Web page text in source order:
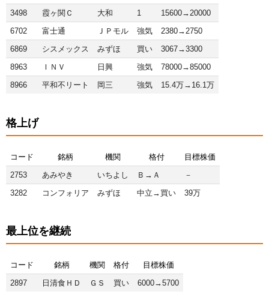
3498
霞ヶ関Ｃ 大和 1
15600→20000
6702
富士通 ＪＰモル 強気
2380→2750
6869
シスメックス みずほ 買い
3067→3300
8963
ＩＮＶ 日興 強気
78000→85000
8966
平和不リート 岡三 強気 15.4万→16.1万
格上げ
コード 銘柄 機関 格付
目標株価
2753
あみやき いちよし Ｂ→Ａ
－
3282
コンフォリア みずほ 中立→買い 39万
最上位を継続
コード 銘柄 機関 格付
目標株価
2897
日清食ＨＤ ＧＳ 買い 6000→5700